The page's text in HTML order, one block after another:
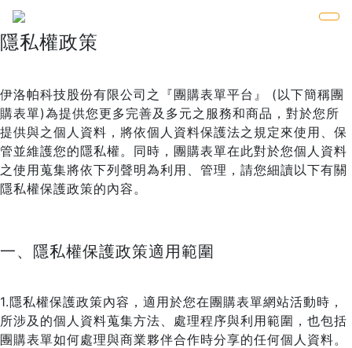
隱私權政策
伊洛帕科技股份有限公司之『團購表單平台』 (以下簡稱團
購表單)為提供您更多完善及多元之服務和商品，對於您所
提供與之個人資料，將依個人資料保護法之規定來使用、保
管並維護您的隱私權。同時，團購表單在此對於您個人資料
之使用蒐集將依下列聲明為利用、管理，請您細讀以下有關
隱私權保護政策的內容。
一、隱私權保護政策適用範圍
1.隱私權保護政策內容，適用於您在團購表單網站活動時，
所涉及的個人資料蒐集方法、處理程序與利用範圍，也包括
團購表單如何處理與商業夥伴合作時分享的任何個人資料。